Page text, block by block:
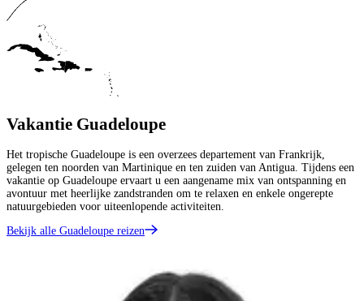
Vakantie Guadeloupe
Het tropische Guadeloupe is een overzees departement van Frankrijk,
gelegen ten noorden van Martinique en ten zuiden van Antigua. Tijdens een
vakantie op Guadeloupe ervaart u een aangename mix van ontspanning en
avontuur met heerlijke zandstranden om te relaxen en enkele ongerepte
natuurgebieden voor uiteenlopende activiteiten.
Bekijk alle Guadeloupe reizen